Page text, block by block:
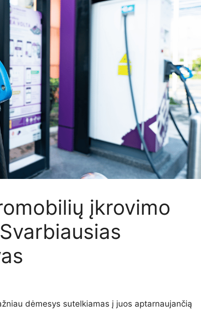
įkrovimo
dėmesys sutelkiamas į juos aptarnaujančią